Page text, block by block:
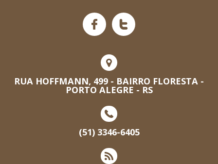
RUA HOFFMANN, 499 - BAIRRO FLORESTA -
PORTO ALEGRE - RS
(51) 3346-6405